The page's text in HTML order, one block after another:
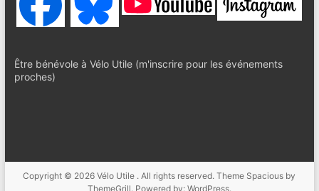
Être bénévole à Vélo Utile (m'inscrire pour les événements
proches)
Copyright © 2026Vélo Utile . All rights reserved. Theme Spacious by
ThemeGrill. Powered by: WordPress.